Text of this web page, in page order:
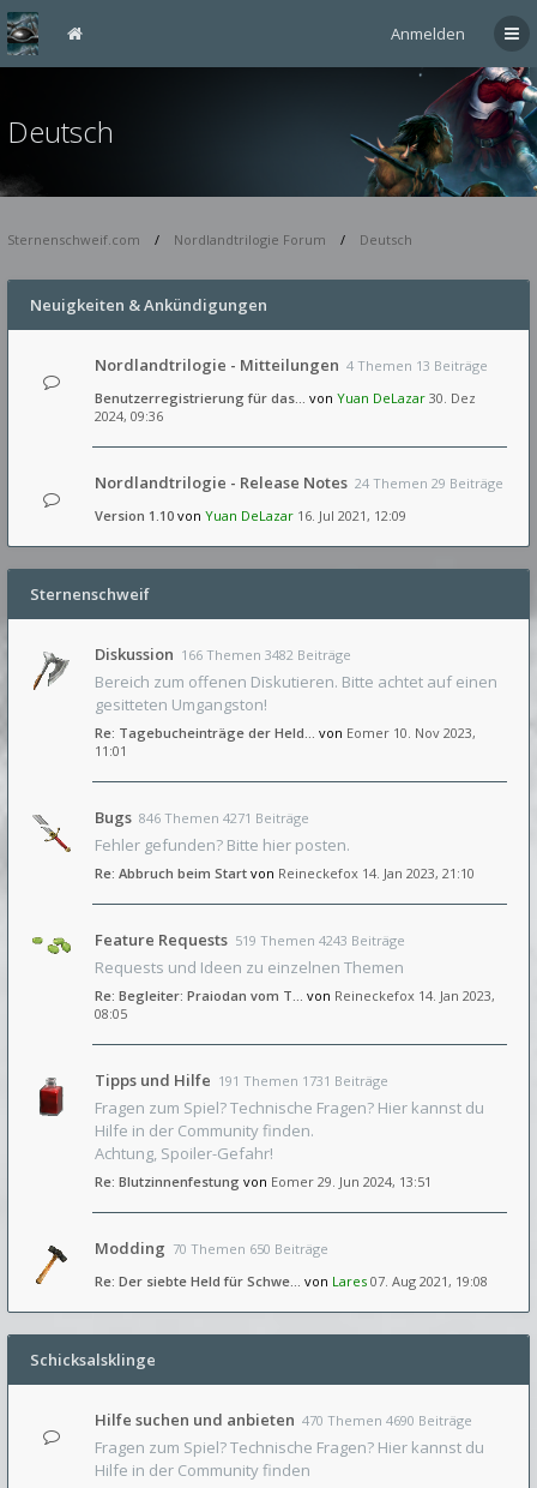
Anmelden
Deutsch
Sternenschweif.com Nordlandtrilogie Forum Deutsch
Neuigkeiten & Ankündigungen
Nordlandtrilogie - Mitteilungen 4 Themen 13 Beiträge
Benutzerregistrierung für das… von Yuan DeLazar 30. Dez
2024, 09:36
Nordlandtrilogie - Release Notes 24 Themen 29 Beiträge
Version 1.10 von Yuan DeLazar 16. Jul 2021, 12:09
Sternenschweif
Diskussion 166 Themen 3482 Beiträge
Bereich zum offenen Diskutieren. Bitte achtet auf einen
gesitteten Umgangston!
Re: Tagebucheinträge der Held… von Eomer 10. Nov 2023,
11:01
Bugs 846 Themen 4271 Beiträge
Fehler gefunden? Bitte hier posten.
Re: Abbruch beim Start von Reineckefox 14. Jan 2023, 21:10
Feature Requests 519 Themen 4243 Beiträge
Requests und Ideen zu einzelnen Themen
Re: Begleiter: Praiodan vom T… von Reineckefox 14. Jan 2023,
08:05
Tipps und Hilfe 191 Themen 1731 Beiträge
Fragen zum Spiel? Technische Fragen? Hier kannst du
Hilfe in der Community finden.
Achtung, Spoiler-Gefahr!
Re: Blutzinnenfestung von Eomer 29. Jun 2024, 13:51
Modding 70 Themen 650 Beiträge
Re: Der siebte Held für Schwe… von Lares 07. Aug 2021, 19:08
Schicksalsklinge
Hilfe suchen und anbieten 470 Themen 4690 Beiträge
Fragen zum Spiel? Technische Fragen? Hier kannst du
Hilfe in der Community finden